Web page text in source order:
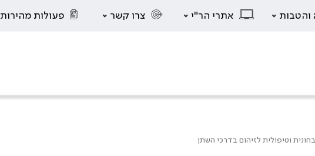
והטבות אתרי הר"י צרו קשר פעולות מהירות
וטיפולית לזיהום בדרכי השתן